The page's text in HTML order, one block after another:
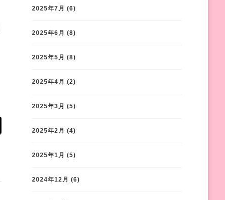
2025年7月 (6)
2025年6月 (8)
2025年5月 (8)
2025年4月 (2)
2025年3月 (5)
2025年2月 (4)
2025年1月 (5)
2024年12月 (6)